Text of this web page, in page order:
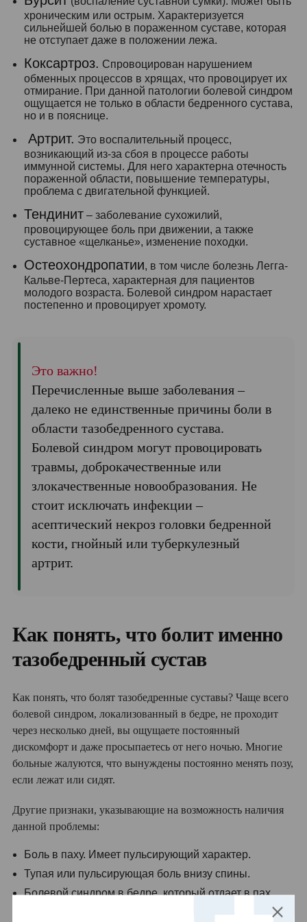
хроническим или острым. Характеризуется
сильнейшей болью в пораженном суставе, которая
не отступает даже в положении лежа.
Коксартроз. Спровоцирован нарушением
обменных процессов в хрящах, что провоцирует их
отмирание. При данной патологии болевой синдром
ощущается не только в области бедренного сустава,
но и в пояснице.
Артрит. Это воспалительный процесс,
возникающий из-за сбоя в процессе работы
иммунной системы. Для него характерна отечность
пораженной области, повышение температуры,
проблема с двигательной функцией.
Тендинит– заболевание сухожилий,
провоцирующее боль при движении, а также
суставное «щелканье», изменение походки.
Остеохондропатии, в том числе болезнь Легга-
Кальве-Пертеса, характерная для пациентов
молодого возраста. Болевой синдром нарастает
постепенно и провоцирует хромоту.
Это важно!
Перечисленные выше заболевания –
далеко не единственные причины боли в
области тазобедренного сустава.
Болевой синдром могут провоцировать
травмы, доброкачественные или
злокачественные новообразования. Не
стоит исключать инфекции –
асептический некроз головки бедренной
кости, гнойный или туберкулезный
артрит.
Как понять, что болит именно
тазобедренный сустав
Как понять, что болят тазобедренные суставы? Чаще всего
болевой синдром, локализованный в бедре, не проходит
через несколько дней, вы ощущаете постоянный
дискомфорт и даже просыпаетесь от него ночью. Многие
больные жалуются, что вынуждены постоянно менять позу,
если лежат или сидят.
Другие признаки, указывающие на возможность наличия
данной проблемы:
Боль в паху. Имеет пульсирующий характер.
Тупая или пульсирующая боль внизу спины.
Болевой синдром в бедре, который отдает в пах,
колено. Часто сопровождается слабостью или зудом